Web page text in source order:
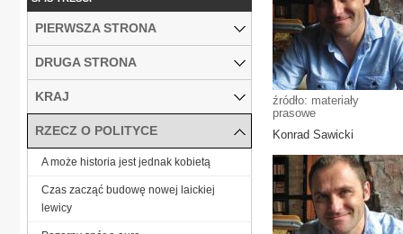
źródło: materiały
prasowe
Konrad Sawicki
PIERWSZA STRONA
DRUGA STRONA
KRAJ
RZECZ O POLITYCE
A może historia jest jednak kobietą
Czas zacząć budowę nowej laickiej
lewicy